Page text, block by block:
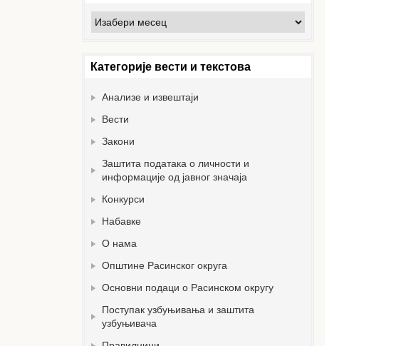
Архива
вести
Категорије вести и текстова
Анализе и извештаји
Вести
Закони
Заштита података о личности и
информације од јавног значаја
Конкурси
Набавке
О нама
Општине Расинског округа
Основни подаци о Расинском округу
Поступак узбуњивања и заштита
узбуњивача